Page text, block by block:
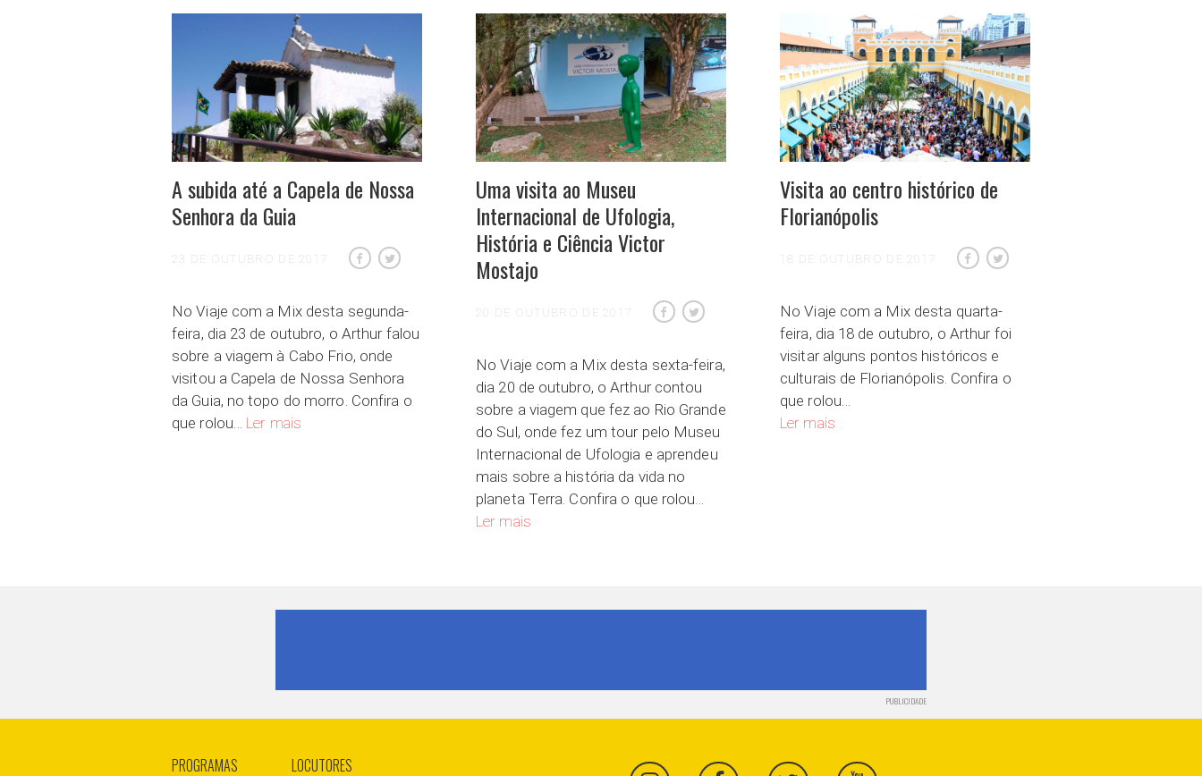
A subida até a Capela de Nossa
Senhora da Guia
23 DE OUTUBRO DE 2017
No Viaje com a Mix desta segunda-
feira, dia 23 de outubro, o Arthur falou
sobre a viagem à Cabo Frio, onde
visitou a Capela de Nossa Senhora
da Guia, no topo do morro. Confira o
que rolou… Ler mais A subida até a Capela de Nossa Senhora da Guia
Uma visita ao Museu
Internacional de Ufologia,
História e Ciência Victor
Mostajo
20 DE OUTUBRO DE 2017
No Viaje com a Mix desta sexta-feira,
dia 20 de outubro, o Arthur contou
sobre a viagem que fez ao Rio Grande
do Sul, onde fez um tour pelo Museu
Internacional de Ufologia e aprendeu
mais sobre a história da vida no
planeta Terra. Confira o que rolou…
Ler mais
Visita ao centro histórico de
Florianópolis
18 DE OUTUBRO DE 2017
No Viaje com a Mix desta quarta-
feira, dia 18 de outubro, o Arthur foi
visitar alguns pontos históricos e
culturais de Florianópolis. Confira o
que rolou…
Ler mais
PUBLICIDADE
PROGRAMAS LOCUTORES